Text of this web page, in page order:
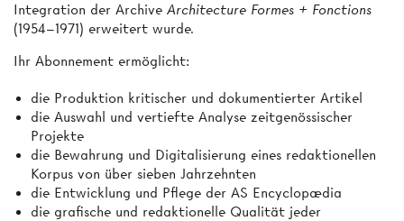
Integration der Archive Architecture Formes + Fonctions
(1954–1971) erweitert wurde.
Ihr Abonnement ermöglicht:
die Produktion kritischer und dokumentierter Artikel
die Auswahl und vertiefte Analyse zeitgenössischer
Projekte
die Bewahrung und Digitalisierung eines redaktionellen
Korpus von über sieben Jahrzehnten
die Entwicklung und Pflege der AS Encyclopædia
die grafische und redaktionelle Qualität jeder